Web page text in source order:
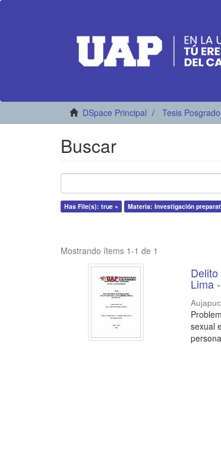
DSpace Principal Tesis Posgrado
Buscar
Has File(s): true × Materia: Investigación
Mostrando ítems 1-1 de 1
Lima
sexual